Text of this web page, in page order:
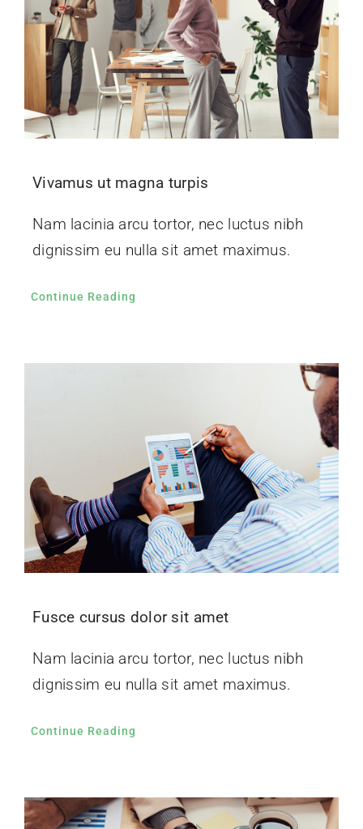
Vivamus ut magna turpis
Nam lacinia arcu tortor, nec luctus nibh
dignissim eu nulla sit amet maximus.
Continue Reading
Fusce cursus dolor sit amet
Nam lacinia arcu tortor, nec luctus nibh
dignissim eu nulla sit amet maximus.
Continue Reading